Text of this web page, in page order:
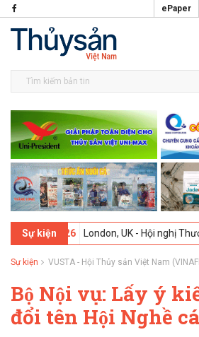
ePaper
Sự kiện
2026 London, UK - Hội nghị Thượng
Sự kiện VUSTA - Hội Thủy sản Việt Nam
Bộ Nội vụ: Lấy ý
đổi tên Hội Nghề